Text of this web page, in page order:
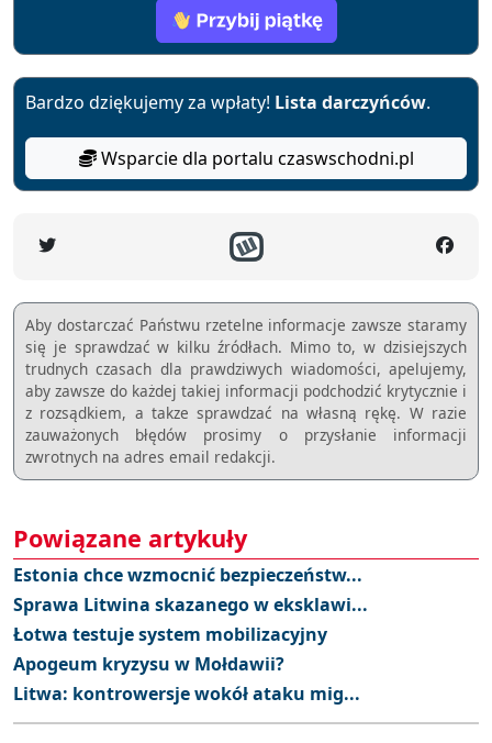
Bardzo dziękujemy za wpłaty! Lista darczyńców.
Wsparcie dla portalu czaswschodni.pl
Aby dostarczać Państwu rzetelne informacje zawsze staramy
się je sprawdzać w kilku źródłach. Mimo to, w dzisiejszych
trudnych czasach dla prawdziwych wiadomości, apelujemy,
aby zawsze do każdej takiej informacji podchodzić krytycznie i
z rozsądkiem, a takze sprawdzać na własną rękę. W razie
zauważonych błędów prosimy o przysłanie informacji
zwrotnych na adres email redakcji.
Powiązane artykuły
Estonia chce wzmocnić bezpieczeństw...
Sprawa Litwina skazanego w eksklawi...
Łotwa testuje system mobilizacyjny
Apogeum kryzysu w Mołdawii?
Litwa: kontrowersje wokół ataku mig...